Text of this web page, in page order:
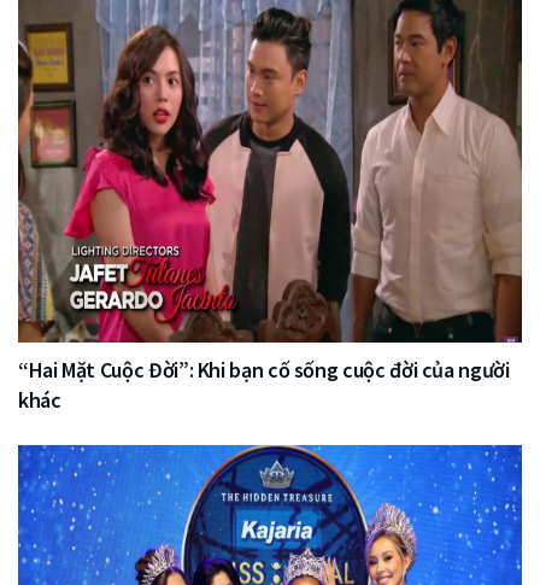
“Hai Mặt Cuộc Đời”: Khi bạn cố sống cuộc đời của người
khác